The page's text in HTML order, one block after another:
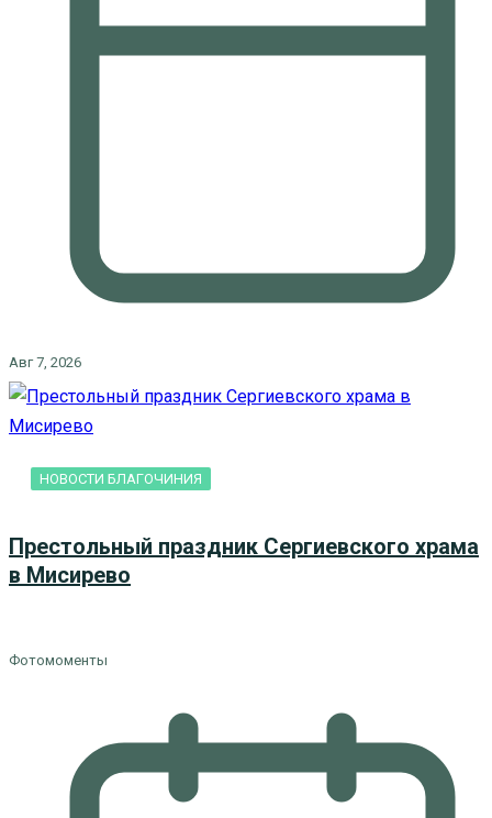
Авг 7, 2026
НОВОСТИ БЛАГОЧИНИЯ
Престольный праздник Сергиевского храма
в Мисирево
Фотомоменты